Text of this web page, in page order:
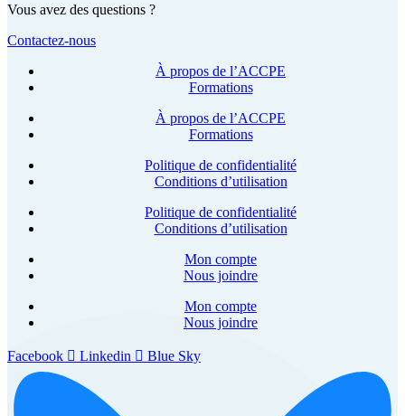
Vous avez des questions ?
Contactez-nous
À propos de l’ACCPE
Formations
À propos de l’ACCPE
Formations
Politique de confidentialité
Conditions d’utilisation
Politique de confidentialité
Conditions d’utilisation
Mon compte
Nous joindre
Mon compte
Nous joindre
Facebook Linkedin Blue Sky